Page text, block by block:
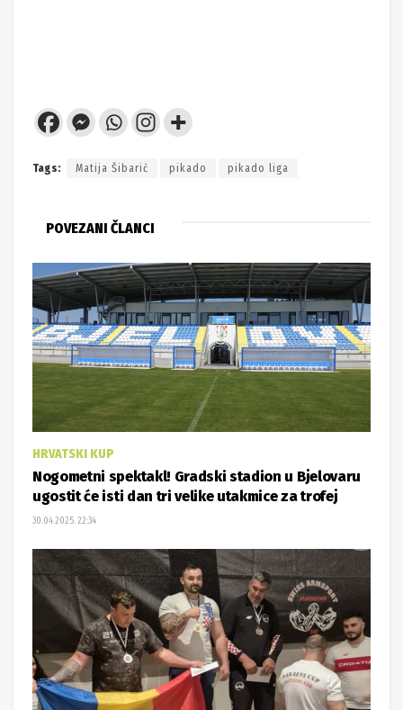
Tags: Matija Šibarić pikado pikado liga
POVEZANI ČLANCI
HRVATSKI KUP
Nogometni spektakl! Gradski stadion u Bjelovaru
ugostit će isti dan tri velike utakmice za trofej
30.04.2025. 22:34